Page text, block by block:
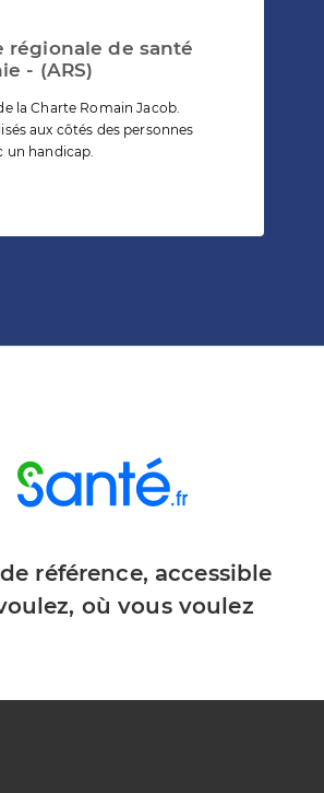
régionale de santé
- (ARS)
la Charte Romain Jacob.
aux côtés des personnes
un handicap.
référence, accessible
où vous voulez